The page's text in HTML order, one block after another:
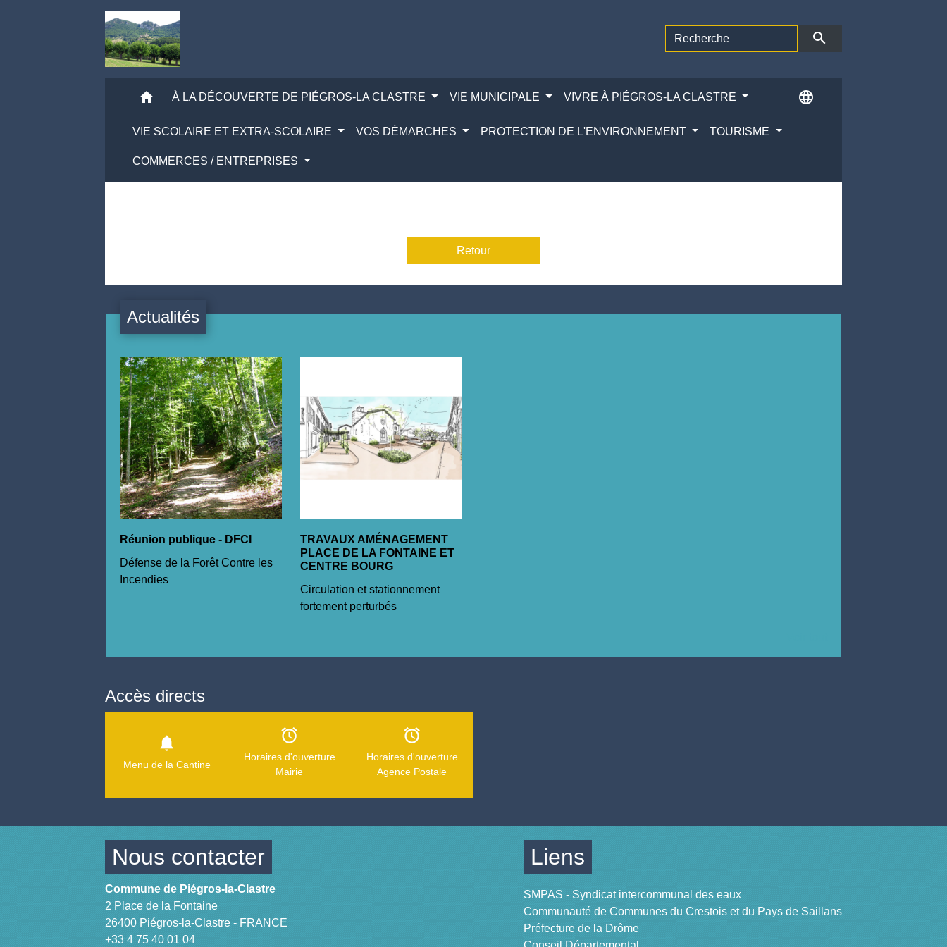
search
home À LA DÉCOUVERTE DE PIÉGROS-LA CLASTRE VIE MUNICIPALE VIVRE À PIÉGROS-LA CLASTRE
VIE SCOLAIRE ET EXTRA-SCOLAIRE VOS DÉMARCHES PROTECTION DE L'ENVIRONNEMENT TOURISME
COMMERCES / ENTREPRISES
language
Retour
Actualités
Réunion publique - DFCI
Défense de la Forêt Contre les
Incendies
TRAVAUX AMÉNAGEMENT
PLACE DE LA FONTAINE ET
CENTRE BOURG
Circulation et stationnement
fortement perturbés
Accès directs
notifications
Menu de la Cantine
alarm
Horaires d'ouverture
Mairie
alarm
Horaires d'ouverture
Agence Postale
Nous contacter
Commune de Piégros-la-Clastre
2 Place de la Fontaine
26400 Piégros-la-Clastre - FRANCE
+33 4 75 40 01 04
Liens
SMPAS - Syndicat intercommunal des eaux
Communauté de Communes du Crestois et du Pays de Saillans
Préfecture de la Drôme